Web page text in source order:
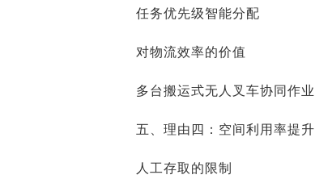
任务优先级智能分配
对物流效率的价值
多台搬运式无人叉车协同作
五、理由四：空间利用率提升
人工存取的限制